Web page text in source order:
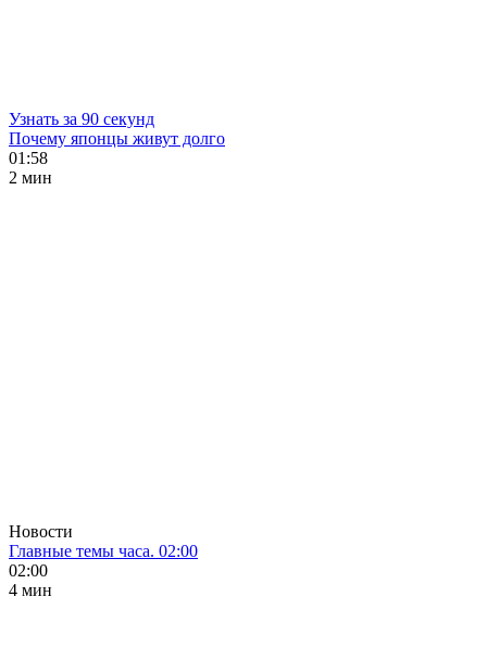
Узнать за 90 секунд
Почему японцы живут долго
01:58
2 мин
Новости
Главные темы часа. 02:00
02:00
4 мин